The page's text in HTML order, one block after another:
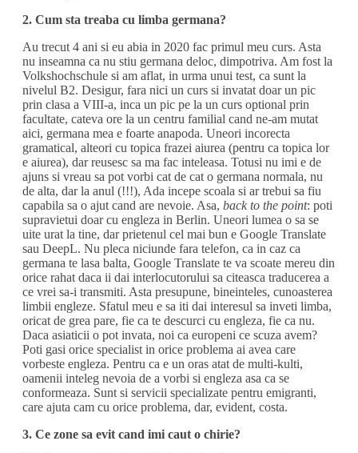
2. Cum sta treaba cu limba germana?
Au trecut 4 ani si eu abia in 2020 fac primul meu curs. Asta
nu inseamna ca nu stiu germana deloc, dimpotriva. Am fost la
Volkshochschule si am aflat, in urma unui test, ca sunt la
nivelul B2. Desigur, fara nici un curs si invatat doar un pic
prin clasa a VIII-a, inca un pic pe la un curs optional prin
facultate, cateva ore la un centru familial cand ne-am mutat
aici, germana mea e foarte anapoda. Uneori incorecta
gramatical, alteori cu topica frazei aiurea (pentru ca topica lor
e aiurea), dar reusesc sa ma fac inteleasa. Totusi nu imi e de
ajuns si vreau sa pot vorbi cat de cat o germana normala, nu
de alta, dar la anul (!!!), Ada incepe scoala si ar trebui sa fiu
capabila sa o ajut cand are nevoie. Asa, back to the point: poti
supravietui doar cu engleza in Berlin. Uneori lumea o sa se
uite urat la tine, dar prietenul cel mai bun e Google Translate
sau DeepL. Nu pleca niciunde fara telefon, ca in caz ca
germana te lasa balta, Google Translate te va scoate mereu din
orice rahat daca ii dai interlocutorului sa citeasca traducerea a
ce vrei sa-i transmiti. Asta presupune, bineinteles, cunoasterea
limbii engleze. Sfatul meu e sa iti dai interesul sa inveti limba,
oricat de grea pare, fie ca te descurci cu engleza, fie ca nu.
Daca asiaticii o pot invata, noi ca europeni ce scuza avem?
Poti gasi orice specialist in orice problema ai avea care
vorbeste engleza. Pentru ca e un oras atat de multi-kulti,
oamenii inteleg nevoia de a vorbi si engleza asa ca se
conformeaza. Sunt si servicii specializate pentru emigranti,
care ajuta cam cu orice problema, dar, evident, costa.
3. Ce zone sa evit cand imi caut o chirie?